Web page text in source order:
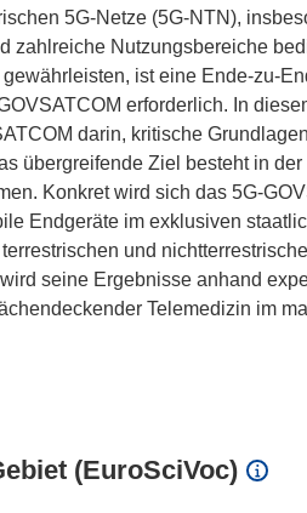
5G-Netze (5G-NTN),
zahlreiche Nutzungsbereiche
ist eine Ende-zu-
erforderlich. In
darin, kritische
übergreifende Ziel besteht in
Konkret wird sich das 5G-
Endgeräte im exklusiven
und
seine Ergebnisse anhand
Telemedizin im
(EuroSciVoc)